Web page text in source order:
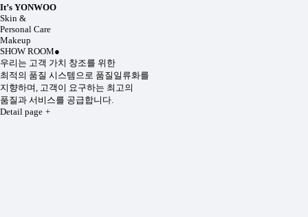
It’s YONWOO
Skin &
Personal Care
Makeup
SHOW ROOM●
우리는 고객 가치 창조를 위한
최적의 품질 시스템으로 품질일류화를
지향하며, 고객이 요구하는 최고의
품질과 서비스를 공급합니다.
Detail page +